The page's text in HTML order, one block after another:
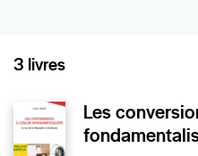
3 livres
Les